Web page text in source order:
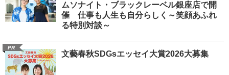
ムソナイト・ブラックレーベル銀座店で開
催 仕事も人生も自分らしく～笑顔あふれ
る特別対談～
PR
文藝春秋SDGsエッセイ大賞2026大募集